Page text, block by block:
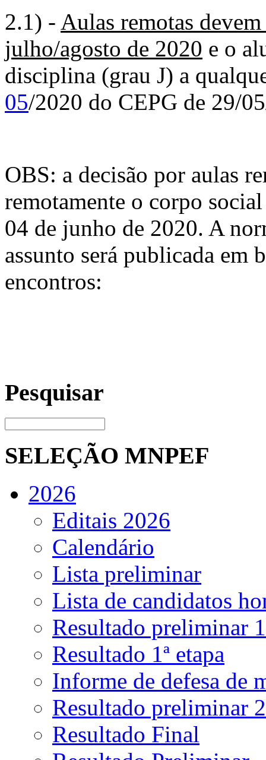
2.1) - Aulas remotas
julho/agosto de 2020 e o
disciplina (grau J) a
05/2020 do CEPG de 29/
OBS: a decisão por aulas
remotamente o corpo
04 de junho de 2020. A
assunto será publicada em
encontros:
Pesquisar
SELEÇÃO MNPEF
2026
Editais 2026
Calendário
Lista preliminar
Lista de candidatos
Resultado preliminar
Resultado 1ª etapa
Informe de defesa de
Resultado preliminar
Resultado Final